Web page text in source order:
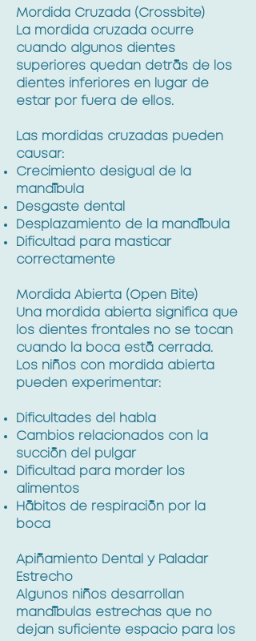
Mordida Cruzada (Crossbite)
La mordida cruzada ocurre
cuando algunos dientes
superiores quedan detrás de los
dientes inferiores en lugar de
estar por fuera de ellos.
Las mordidas cruzadas pueden
causar:
Crecimiento desigual de la
mandíbula
Desgaste dental
Desplazamiento de la mandíbula
Dificultad para masticar
correctamente
Mordida Abierta (Open Bite)
Una mordida abierta significa que
los dientes frontales no se tocan
cuando la boca está cerrada.
Los niños con mordida abierta
pueden experimentar:
Dificultades del habla
Cambios relacionados con la
succión del pulgar
Dificultad para morder los
alimentos
Hábitos de respiración por la
boca
Apiñamiento Dental y Paladar
Estrecho
Algunos niños desarrollan
mandíbulas estrechas que no
dejan suficiente espacio para los